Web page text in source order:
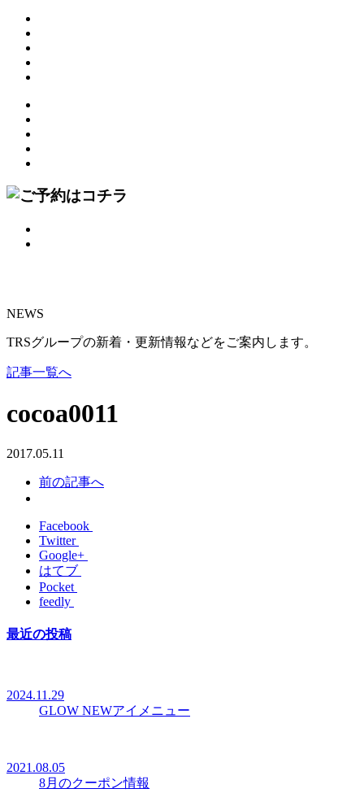
NEWS
TRSグループの新着・更新情報などをご案内します。
記事一覧へ
cocoa0011
2017.05.11
前の記事へ
Facebook
Twitter
Google+
はてブ
Pocket
feedly
最近の投稿
2024.11.29
GLOW NEWアイメニュー
2021.08.05
8月のクーポン情報